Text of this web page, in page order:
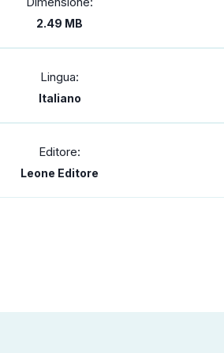
2.49 MB
Lingua:
Italiano
Editore:
Leone Editore